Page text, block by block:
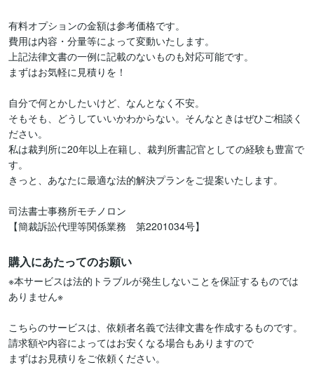
有料オプションの金額は参考価格です。
費用は内容・分量等によって変動いたします。
上記法律文書の一例に記載のないものも対応可能です。
まずはお気軽に見積りを！
自分で何とかしたいけど、なんとなく不安。
そもそも、どうしていいかわからない。そんなときはぜひご相談く
ださい。
私は裁判所に20年以上在籍し、裁判所書記官としての経験も豊富で
す。
きっと、あなたに最適な法的解決プランをご提案いたします。
司法書士事務所モチノロン
購入にあたってのお願い
※本サービスは法的トラブルが発生しないことを保証するものでは
ありません※
こちらのサービスは、依頼者名義で法律文書を作成するものです。
請求額や内容によってはお安くなる場合もありますので
まずはお見積りをご依頼ください。